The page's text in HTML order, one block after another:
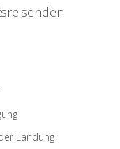
Landung